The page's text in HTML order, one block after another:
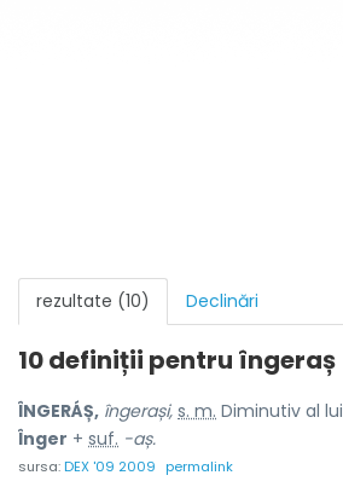
rezultate (10) Declinări
10 definiții pentru îngeraș
ÎNGERÁȘ, îngerași, s. m. Diminutiv al lui
Înger + suf. -aș.
sursa:DEX '09 2009 permalink